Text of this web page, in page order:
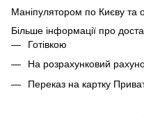
Маніпулятором по Києву та
Більше інформації про
Готівкою
На розрахунковий
Переказ на картку